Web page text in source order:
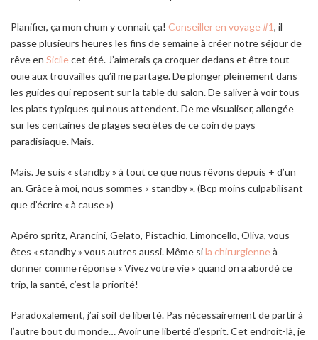
Planifier, ça mon chum y connait ça! Conseiller en voyage #1, il
passe plusieurs heures les fins de semaine à créer notre séjour de
rêve en Sicilecet été. J’aimerais ça croquer dedans et être tout
ouïe aux trouvailles qu’il me partage. De plonger pleinement dans
les guides qui reposent sur la table du salon. De saliver à voir tous
les plats typiques qui nous attendent. De me visualiser, allongée
sur les centaines de plages secrètes de ce coin de pays
paradisiaque. Mais.
Mais. Je suis « standby » à tout ce que nous rêvons depuis + d’un
an. Grâce à moi, nous sommes « standby ». (Bcp moins culpabilisant
que d’écrire « à cause »)
Apéro spritz, Arancini, Gelato, Pistachio, Limoncello, Oliva, vous
êtes « standby » vous autres aussi. Même sila chirurgienneà
donner comme réponse « Vivez votre vie » quand on a abordé ce
trip, la santé, c’est la priorité!
Paradoxalement, j’ai soif de liberté. Pas nécessairement de partir à
l’autre bout du monde… Avoir une liberté d’esprit. Cet endroit-là, je